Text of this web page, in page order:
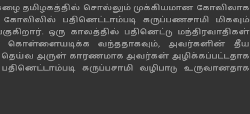
தமிழகத்தில் சொல்லும் முக்கியமான கோவிலாக
பதினெட்டாம்படி கருப்பணசாமி மிகவும்
ஒரு காலத்தில் பதினெட்டு மந்திரவாதிகள்
வந்ததாகவும், அவர்களின் தீய
அருள் காரணமாக அவர்கள் அழிக்கப்பட்டதாக
கருப்பசாமி வழிபாடு உருவானதாக